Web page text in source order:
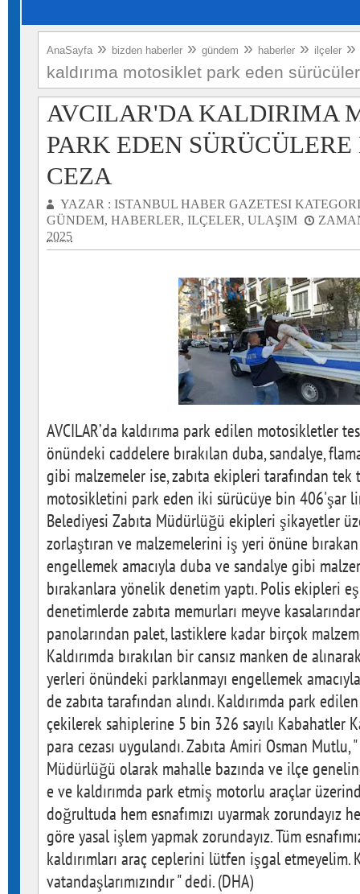
AnaSayfa » bizden haberler » gündem » haberler » ilçeler »
kaldırıma motosiklet park eden
AVCILAR'DA KALDIRIMA
PARK EDEN
CEZA
YAZAR : ISTANBUL HABER GAZETESI
GÜNDEM, HABERLER, ILÇELER, ULAŞIM
2025
AVCILAR’da kaldırıma park edilen motosikletler
önündeki caddelere bırakılan duba, sandalye,
gibi malzemeler ise, zabıta ekipleri tarafından tek
motosikletini park eden iki sürücüye bin 406'şar
Belediyesi Zabıta Müdürlüğü ekipleri şikayetler
zorlaştıran ve malzemelerini iş yeri önüne bırakan
engellemek amacıyla duba ve sandalye gibi
bırakanlara yönelik denetim yaptı. Polis ekipleri
denetimlerde zabıta memurları meyve
panolarından palet, lastiklere kadar birçok
Kaldırımda bırakılan bir cansız manken de
yerleri önündeki parklanmayı engellemek
de zabıta tarafından alındı. Kaldırımda park
çekilerek sahiplerine 5 bin 326 sayılı Kabahatler
para cezası uygulandı. Zabıta Amiri Osman Mutlu,
Müdürlüğü olarak mahalle bazında ve ilçe
e ve kaldırımda park etmiş motorlu araçlar
doğrultuda hem esnafımızı uyarmak zorundayız
göre yasal işlem yapmak zorundayız. Tüm
kaldırımları araç ceplerini lütfen işgal etmeyelim.
vatandaşlarımızındır " dedi. (DHA)